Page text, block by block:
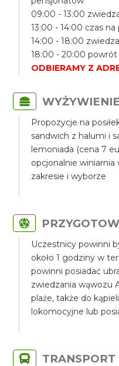
09:00 - 13:00
13:00 - 14:00 czas na
14:00 - 18:00
18:00 - 20:00 powrót
ODBIERAMY Z
WYŻYWIENIE
Propozycje na
sandwich z halumi i
lemoniada (cena 7
opcjonalnie winiarnia
zakresie i wyborze
Uczestnicy powinni
około 1 godziny w
powinni posiadać
zwiedzania wąwozu
plaże, także do
lokomocyjne lub
TRANSPORT